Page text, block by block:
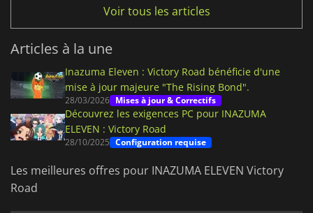
Voir tous les articles
Articles à la une
Inazuma Eleven : Victory Road bénéficie d'une
mise à jour majeure "The Rising Bond".
28/03/2026 Mises à jour & Correctifs
Découvrez les exigences PC pour INAZUMA
ELEVEN : Victory Road
28/10/2025 Configuration requise
Les meilleures offres pour INAZUMA ELEVEN Victory
Road